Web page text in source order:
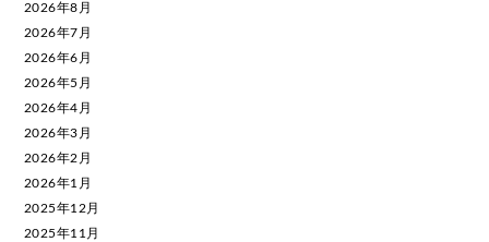
2026年8月
2026年7月
2026年6月
2026年5月
2026年4月
2026年3月
2026年2月
2026年1月
2025年12月
2025年11月